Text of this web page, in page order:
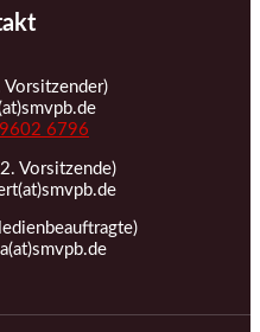
Vorsitzender)
6796
Vorsitzende)